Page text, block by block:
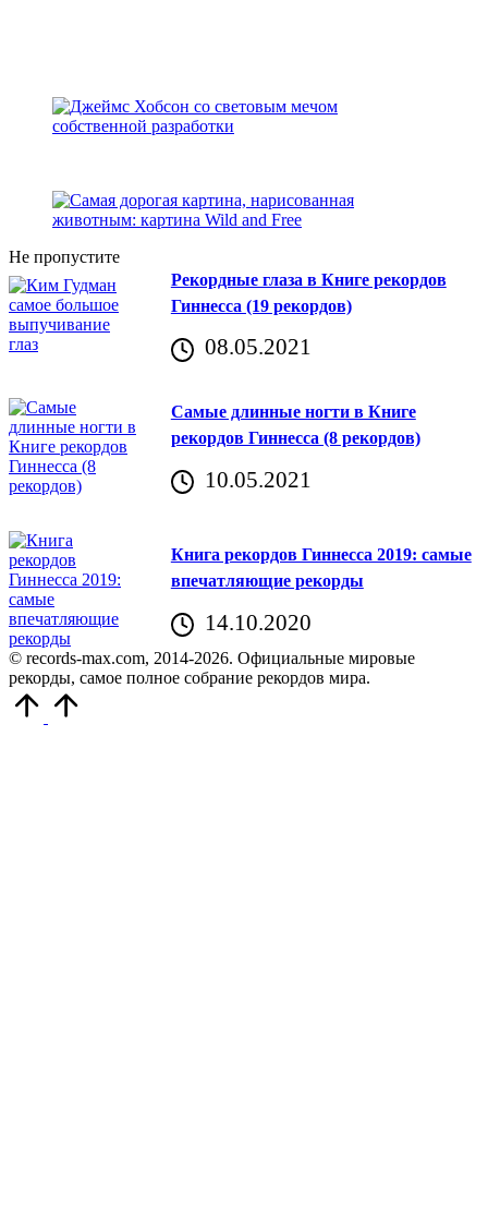
Не пропустите
Рекордные глаза в Книге рекордов
Гиннесса (19 рекордов)
08.05.2021
Самые длинные ногти в Книге
рекордов Гиннесса (8 рекордов)
10.05.2021
Книга рекордов Гиннесса 2019: самые
впечатляющие рекорды
14.10.2020
© records-max.com, 2014-2026. Официальные мировые
рекорды, самое полное собрание рекордов мира.